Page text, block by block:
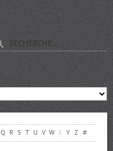
Q R S T U V W X Y Z #